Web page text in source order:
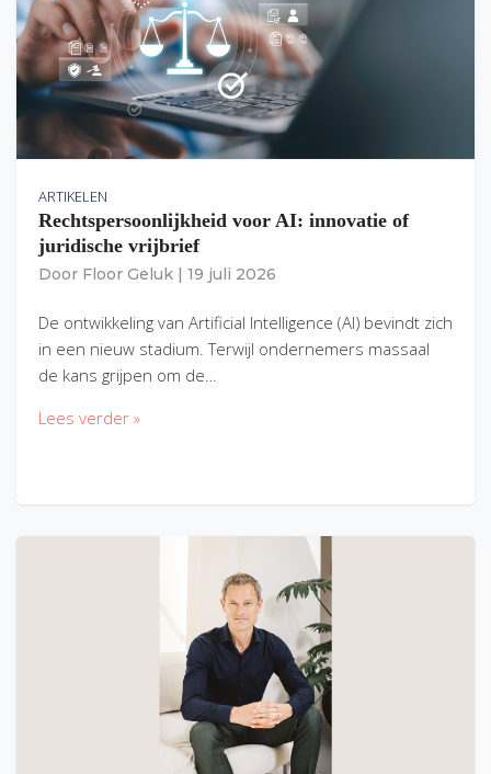
ARTIKELEN
Rechtspersoonlijkheid voor AI: innovatie of
juridische vrijbrief
Door Floor Geluk 19 juli 2026
De ontwikkeling van Artificial Intelligence (AI) bevindt zich
in een nieuw stadium. Terwijl ondernemers massaal
de kans grijpen om de…
Lees verder »